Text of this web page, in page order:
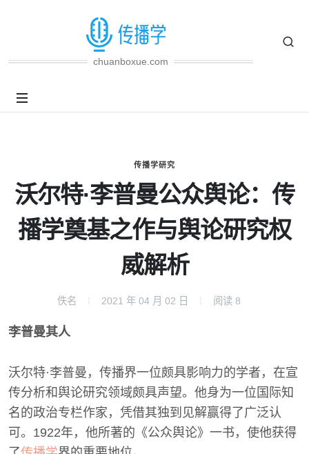
chuanboxue.com
传播学研究
沃尔特·李普曼公众舆论：传
播学奠基之作与舆论研究权
威解析
佚名 2021 年 04 月 02 日 阅读 8
李普曼其人
沃尔特·李普曼，传播界一位颇具影响力的学者，在宣
传分析和舆论研究领域颇具声望。他身为一位国际知
名的政治专栏作家，凭借其独到见解赢得了广泛认
可。1922年，他所著的《公众舆论》一书，使他获得